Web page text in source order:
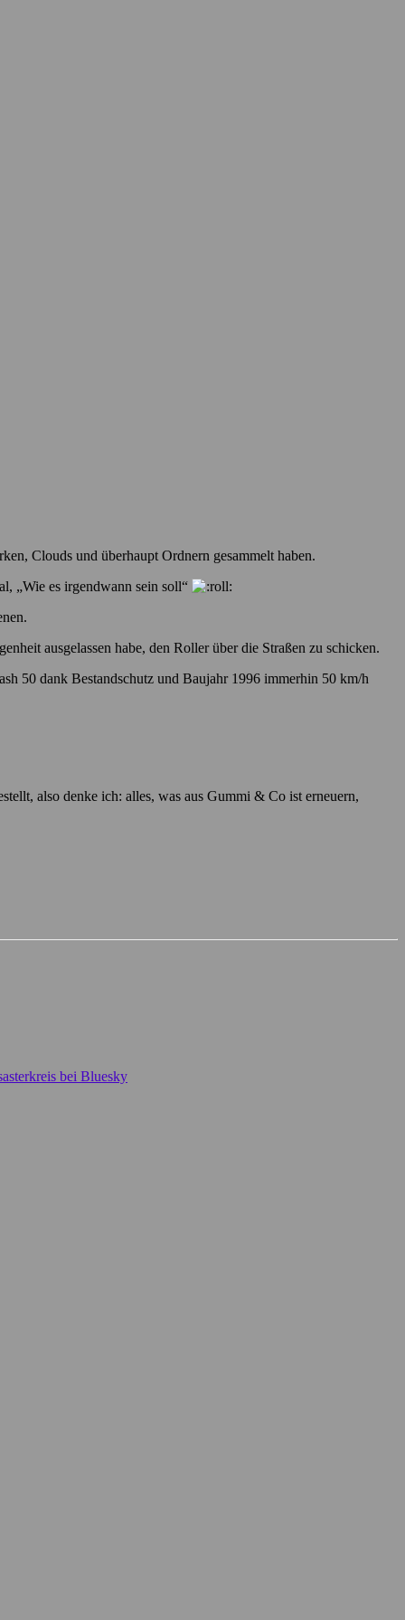
Clouds und überhaupt Ordnern gesammelt haben.
„Wie es irgendwann sein soll“
ausgelassen habe, den Roller über die Straßen zu schicken.
50 dank Bestandschutz und Baujahr 1996 immerhin 50 km/h
also denke ich: alles, was aus Gummi & Co ist erneuern,